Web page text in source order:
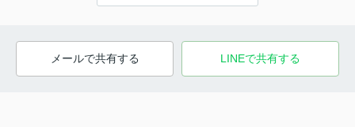
メールで共有する LINEで共有する